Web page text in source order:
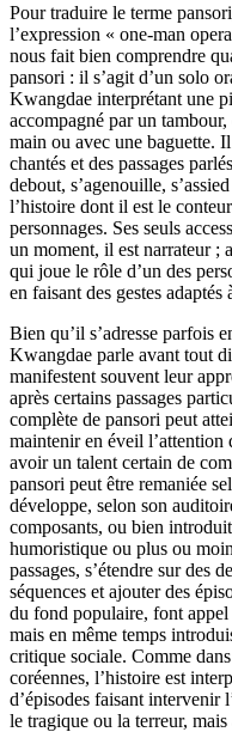
Pour traduire le terme
l’expression « one-man
nous fait bien comprendre
pansori : il s’agit d’un solo
Kwangdae interprétant une
accompagné par un
main ou avec une baguette.
chantés et des passages
debout, s’agenouille,
l’histoire dont il est le
personnages. Ses seuls
un moment, il est narrateur ;
qui joue le rôle d’un des
en faisant des gestes adaptés
Bien qu’il s’adresse parfois
Kwangdae parle avant tout
manifestent souvent leur
après certains passages
complète de pansori peut
maintenir en éveil l’attention
avoir un talent certain de
pansori peut être remaniée
développe, selon son
composants, ou bien
humoristique ou plus ou
passages, s’étendre sur des
séquences et ajouter des
du fond populaire, font
mais en même temps
critique sociale. Comme
coréennes, l’histoire est
d’épisodes faisant intervenir
le tragique ou la terreur,